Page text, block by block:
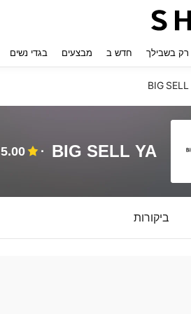
רק בשבילך חדש ב מבצעים בגדי נשים
BIG SELL
BIG SELL YA
5.00
ביקורות